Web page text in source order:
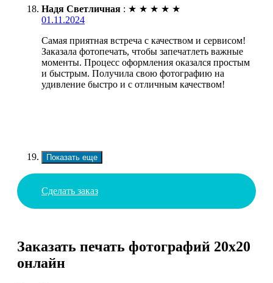
Надя Светличная : ★ ★ ★ ★ ★
01.11.2024
Самая приятная встреча с качеством и сервисом!
Заказала фотопечать, чтобы запечатлеть важные
моменты. Процесс оформления оказался простым
и быстрым. Получила свою фотографию на
удивление быстро и с отличным качеством!
Показать еще
Сделать заказ
Заказать печать фотографий 20х20
онлайн